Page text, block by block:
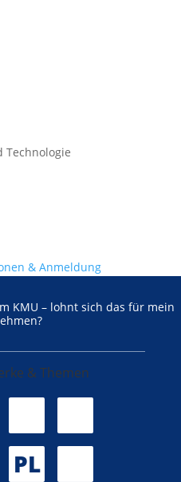
Technologie
& Anmeldung
KMU – lohnt sich das für mein
& Themen
PL